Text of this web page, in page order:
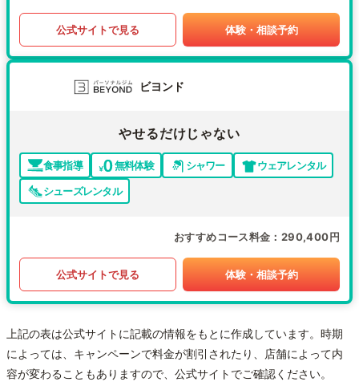
公式サイトで見る 体験・相談予約
ビヨンド
やせるだけじゃない
食事指導 無料体験 シャワー
ウェアレンタル
シューズレンタル
おすすめコース料金 290,400円
公式サイトで見る 体験・相談予約
上記の表は公式サイトに記載の情報をもとに作成しています。時期
によっては、キャンペーンで料金が割引されたり、店舗によって内
容が変わることもありますので、公式サイトでご確認ください。